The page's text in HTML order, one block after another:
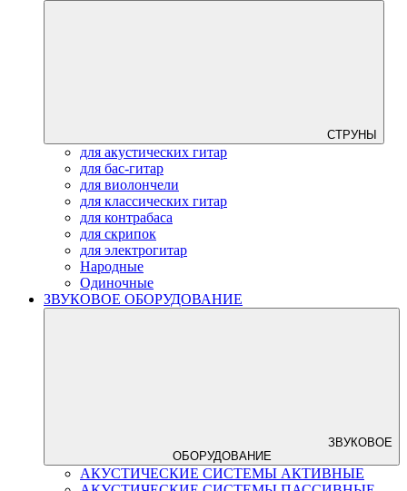
СТРУНЫ
для акустических гитар
для бас-гитар
для виолончели
для классических гитар
для контрабаса
для скрипок
для электрогитар
Народные
Одиночные
ЗВУКОВОЕ ОБОРУДОВАНИЕ
ЗВУКОВОЕ
ОБОРУДОВАНИЕ
АКУСТИЧЕСКИЕ СИСТЕМЫ АКТИВНЫЕ